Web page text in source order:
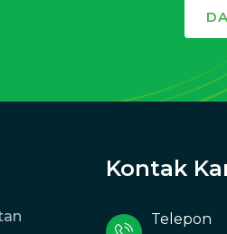
Kontak
Telepon